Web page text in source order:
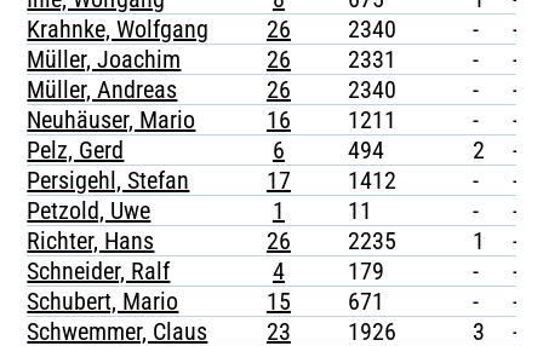
Krahnke, Wolfgang
26 2340 -
-
Müller, Joachim
26 2331 -
-
Müller, Andreas
26 2340 -
-
Neuhäuser, Mario
16 1211 -
-
Pelz, Gerd
6 494 2
-
Persigehl, Stefan
17 1412 -
-
Petzold, Uwe
1 11 -
-
Richter, Hans
26 2235 1
-
Schneider, Ralf
4 179 -
-
Schubert, Mario
15 671 -
-
Schwemmer, Claus
23 1926 3
-